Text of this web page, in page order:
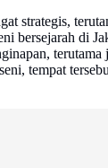
strategis,
bersejarah di
terutama
tempat